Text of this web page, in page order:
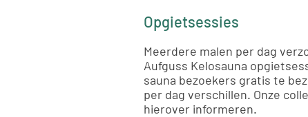
Opgietsessies
Meerdere malen per dag
Aufguss Kelosauna
sauna bezoekers gratis te
per dag verschillen. Onze
hierover informeren.